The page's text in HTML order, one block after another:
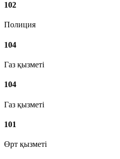
102
Полиция
104
Газ қызметі
104
Газ қызметі
101
Өрт қызметі